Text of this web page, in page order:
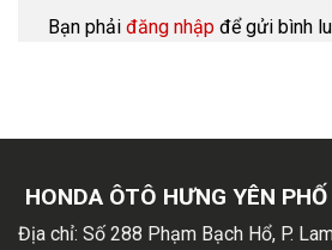
Bạn phải đăng nhập để gửi bình
HONDA ÔTÔ HƯNG YÊN PHỐ
Địa chỉ: Số 288 Phạm Bạch Hổ, P.